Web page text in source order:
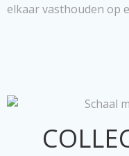
elkaar vasthouden op